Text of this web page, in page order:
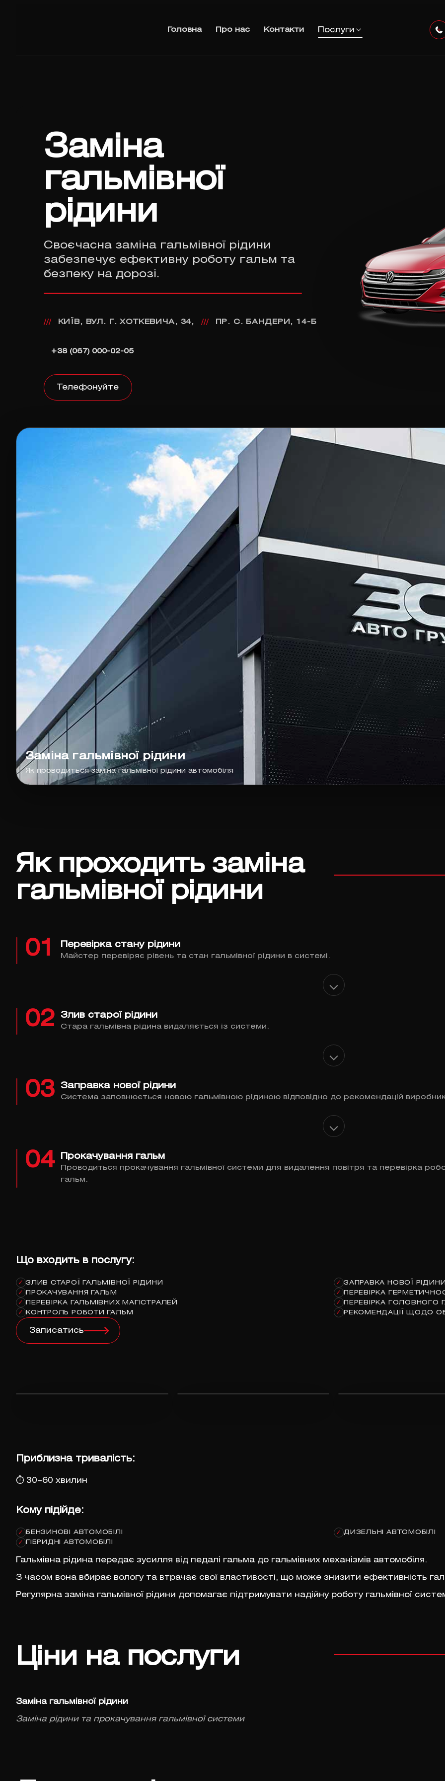
Головна Про нас Контакти Послуги
Заміна
гальмівної
рідини
Своєчасна заміна гальмівної рідини
забезпечує ефективну роботу гальм та
безпеку на дорозі.
/// КИЇВ, ВУЛ. Г. ХОТКЕВИЧА, 34, /// ПР. С. БАНДЕРИ, 14-Б
+38 (067) 000-02-05
Телефонуйте
Заміна гальмівної рідини
Як проводиться заміна гальмівної рідини автомобіля
Як проходить заміна
гальмівної рідини
01 Перевірка стану рідини
Майстер перевіряє рівень та стан гальмівної рідини в системі.
02 Злив старої рідини
Стара гальмівна рідина видаляється із системи.
03 Заправка нової рідини
Система заповнюється новою гальмівною рідиною відповідно до рекомендацій
04 Прокачування гальм
Проводиться прокачування гальмівної системи для видалення повітря та перевірка
гальм.
Що входить в послугу:
✓ ЗЛИВ СТАРОЇ ГАЛЬМІВНОЇ РІДИНИ ✓
ЗАПРАВКА НОВОЇ
✓
ПРОКАЧУВАННЯ ГАЛЬМ ✓
ПЕРЕВІРКА
✓
ПЕРЕВІРКА ГАЛЬМІВНИХ МАГІСТРАЛЕЙ ✓
ПЕРЕВІРКА ГОЛОВНОГО
✓
КОНТРОЛЬ РОБОТИ ГАЛЬМ ✓ РЕКОМЕНДАЦІЇ ЩОДО
Записатись
Приблизна тривалість:
⏱ 30–60 хвилин
Кому підійде:
✓ БЕНЗИНОВІ АВТОМОБІЛІ ✓
ДИЗЕЛЬНІ АВТОМОБІЛІ
✓
ГІБРИДНІ АВТОМОБІЛІ
Гальмівна рідина передає зусилля від педалі гальма до гальмівних механізмів автомобіля.
З часом вона вбирає вологу та втрачає свої властивості, що може знизити ефективність
Регулярна заміна гальмівної рідини допомагає підтримувати надійну роботу гальмівної
Ціни на послуги
Заміна гальмівної рідини
Заміна рідини та прокачування гальмівної системи